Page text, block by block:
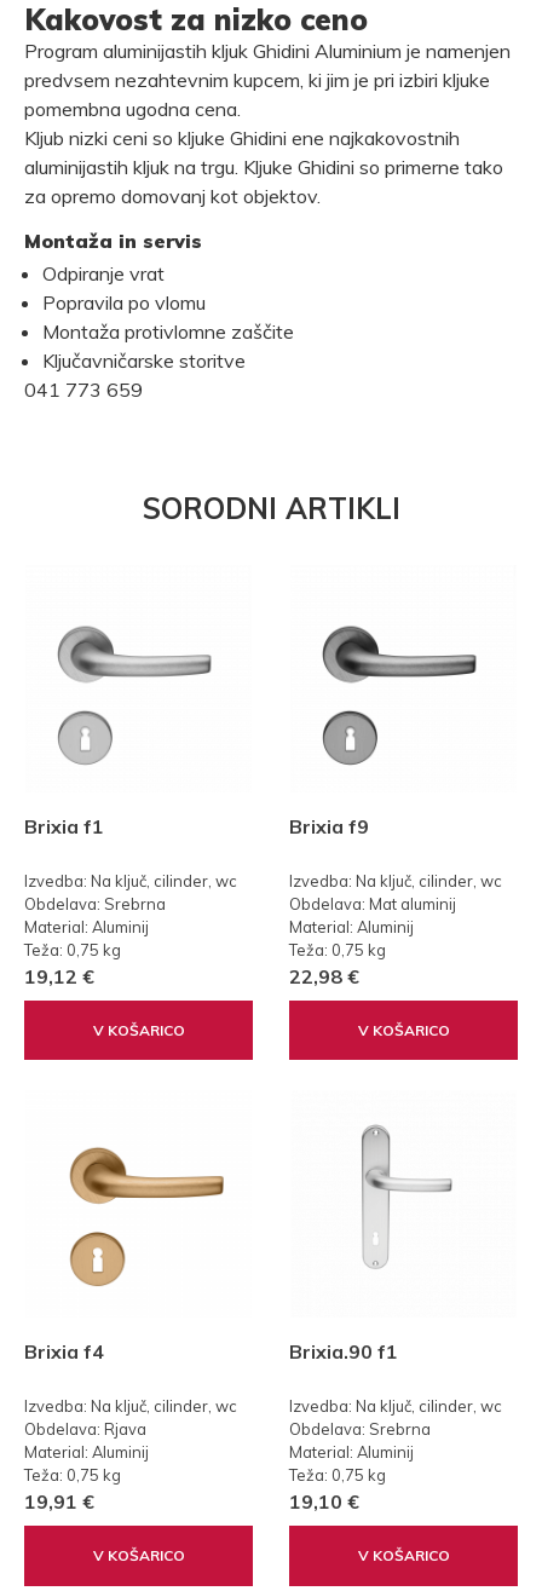
Kakovost za nizko ceno
Program aluminijastih kljuk Ghidini Aluminium je namenjen
predvsem nezahtevnim kupcem, ki jim je pri izbiri kljuke
pomembna ugodna cena.
Kljub nizki ceni so kljuke Ghidini ene najkakovostnih
aluminijastih kljuk na trgu. Kljuke Ghidini so primerne tako
za opremo domovanj kot objektov.
Montaža in servis
Odpiranje vrat
Popravila po vlomu
Montaža protivlomne zaščite
Ključavničarske storitve
041 773 659
SORODNI ARTIKLI
Brixia f1
Izvedba: Na ključ, cilinder, wc
Obdelava: Srebrna
Material: Aluminij
Teža: 0,75 kg
19,12 €
V KOŠARICO
Brixia f9
Izvedba: Na ključ, cilinder, wc
Obdelava: Mat aluminij
Material: Aluminij
Teža: 0,75 kg
22,98 €
V KOŠARICO
Brixia f4
Izvedba: Na ključ, cilinder, wc
Obdelava: Rjava
Material: Aluminij
Teža: 0,75 kg
19,91 €
V KOŠARICO
Brixia.90 f1
Izvedba: Na ključ, cilinder, wc
Obdelava: Srebrna
Material: Aluminij
Teža: 0,75 kg
19,10 €
V KOŠARICO